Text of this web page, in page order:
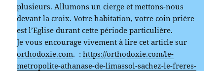
plusieurs. Allumons un cierge et mettons-nous
devant la croix. Votre habitation, votre coin prière
est l’Eglise durant cette période particulière.
Je vous encourage vivement à lire cet article sur
orthodoxie.com. :https://orthodoxie.com/le-
metropolite-athanase-de-limassol-sachez-le-freres-